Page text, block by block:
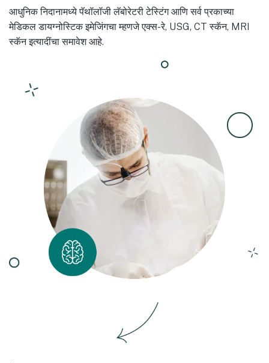
आधुनिक निदानामध्ये पॅथॉलॉजी लॅबोरेटरी टेस्टिंग आणि सर्व प्रकाच्या
मेडिकल डायग्नोस्टिक इमेजिंगचा म्हणजे एक्स-रे, USG, CT स्कॅन, MRI
स्कॅन इत्यादींचा समावेश आहे.